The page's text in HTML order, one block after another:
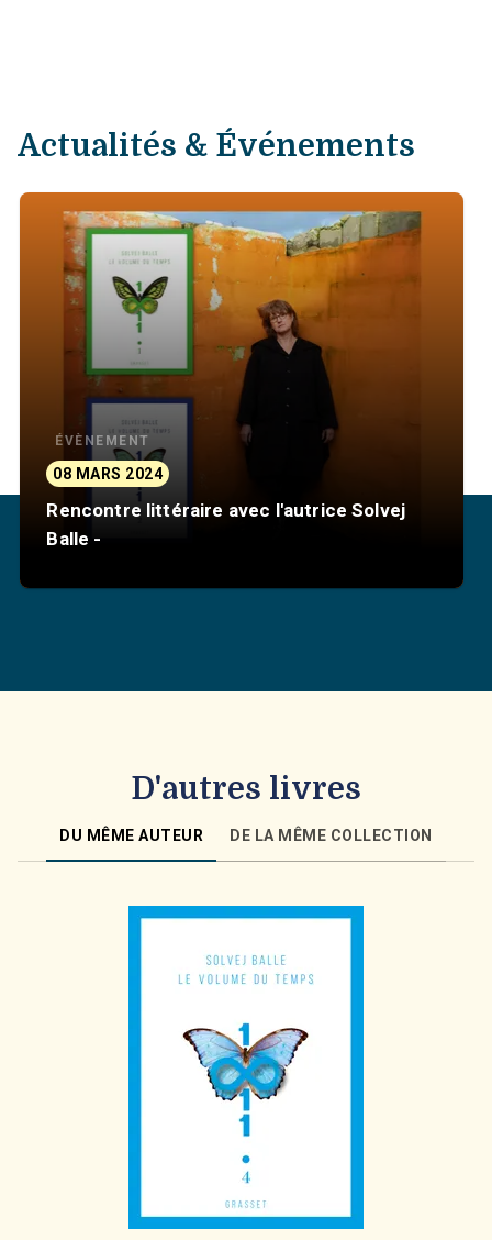
Actualités & Événements
ÉVÈNEMENT
08 MARS 2024
Rencontre littéraire avec l'autrice Solvej
Balle -
D'autres livres
DU MÊME AUTEUR DE LA MÊME COLLECTION